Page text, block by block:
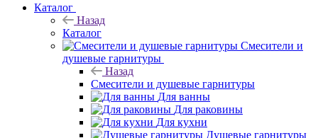
Каталог
Назад
Каталог
Смесители и
душевые гарнитуры
Назад
Смесители и душевые гарнитуры
Для ванны
Для раковины
Для кухни
Душевые гарнитуры